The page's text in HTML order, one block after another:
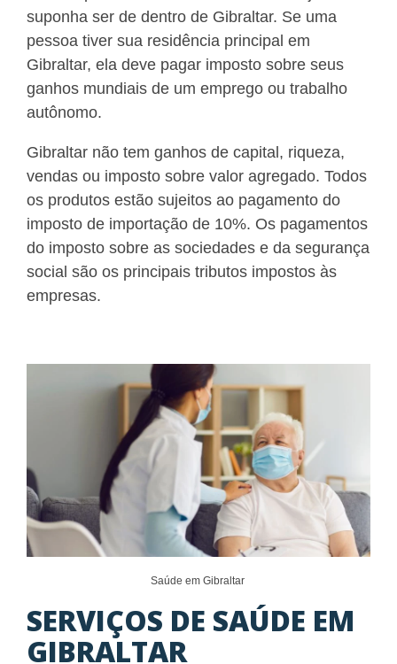
suponha ser de dentro de Gibraltar. Se uma
pessoa tiver sua residência principal em
Gibraltar, ela deve pagar imposto sobre seus
ganhos mundiais de um emprego ou trabalho
autônomo.
Gibraltar não tem ganhos de capital, riqueza,
vendas ou imposto sobre valor agregado. Todos
os produtos estão sujeitos ao pagamento do
imposto de importação de 10%. Os pagamentos
do imposto sobre as sociedades e da segurança
social são os principais tributos impostos às
empresas.
Saúde em Gibraltar
SERVIÇOS DE SAÚDE EM
GIBRALTAR